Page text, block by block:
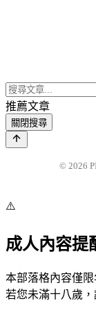
推薦文章
關閉搜尋
© 2026
⚠️
成人內容提
本部落格內容僅
若您未滿十八歲，